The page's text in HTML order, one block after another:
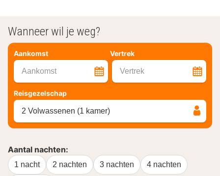
Wanneer wil je weg?
Aankomst Vertrek
Aankomst Vertrek
Reisgezelschap
2 Volwassenen (1 kamer)
Aantal nachten:
1 nacht 2 nachten 3 nachten 4 nachten